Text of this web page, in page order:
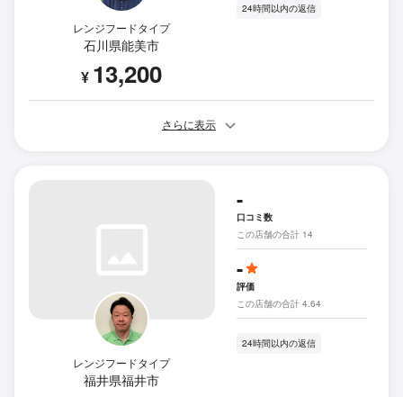
レンジフードタイプ
石川県能美市
¥ 13,200
24時間以内の返信
さらに表示
レンジフードタイプ
福井県福井市
-
口コミ数
この店舗の合計 14
-
評価
この店舗の合計 4.64
24時間以内の返信